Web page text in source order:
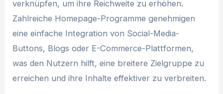
verknüpfen, um ihre Reichweite zu erhöhen.
Zahlreiche Homepage-Programme genehmigen
eine einfache Integration von Social-Media-
Buttons, Blogs oder E-Commerce-Plattformen,
was den Nutzern hilft, eine breitere Zielgruppe zu
erreichen und ihre Inhalte effektiver zu verbreiten.